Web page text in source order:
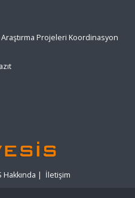
Projeleri Koordinasyon
Hakkında | İletişim